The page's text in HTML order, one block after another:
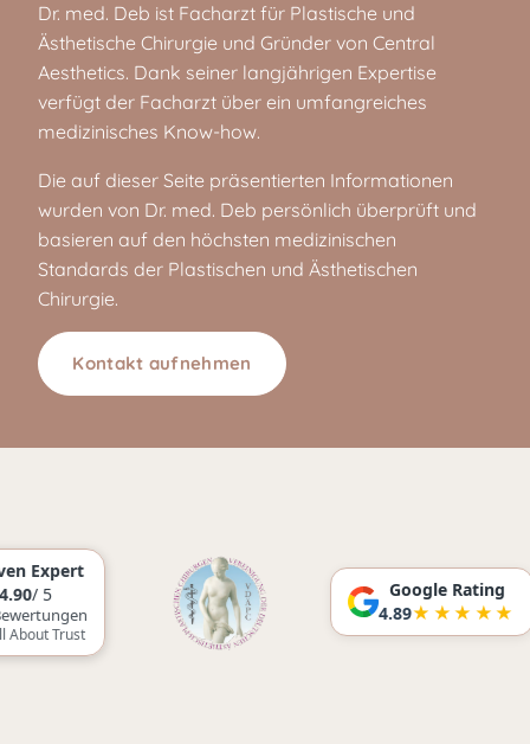
Dr. med. Deb ist Facharzt für Plastische und
Ästhetische Chirurgie und Gründer von Central
Aesthetics. Dank seiner langjährigen Expertise
verfügt der Facharzt über ein umfangreiches
medizinisches Know-how.
Die auf dieser Seite präsentierten Informationen
wurden von Dr. med. Deb persönlich überprüft und
basieren auf den höchsten medizinischen
Standards der Plastischen und Ästhetischen
Chirurgie.
Kontakt aufnehmen
Google Rating
★★★★★